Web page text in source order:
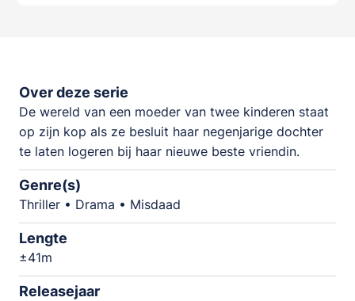
Over deze serie
De wereld van een moeder van twee kinderen staat
op zijn kop als ze besluit haar negenjarige dochter
te laten logeren bij haar nieuwe beste vriendin.
Genre(s)
Thriller • Drama • Misdaad
Lengte
±41m
Releasejaar